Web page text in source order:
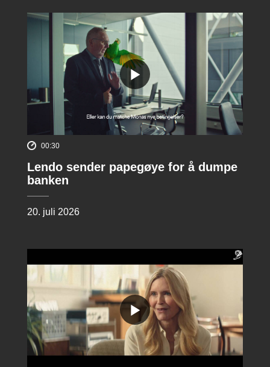
00:30
Lendo sender papegøye for å dumpe
banken
20. juli 2026